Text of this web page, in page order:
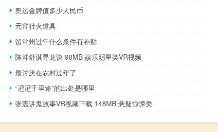
奥运金牌值多少人民币
元宵社火道具
留常州过年什么条件有补贴
陈坤舒淇寻龙诀 90MB 娱乐明星类VR视频
最讨厌在农村过年了
“迢迢千里途”的出处是哪里
张震讲鬼故事VR视频下载 148MB 悬疑惊悚类